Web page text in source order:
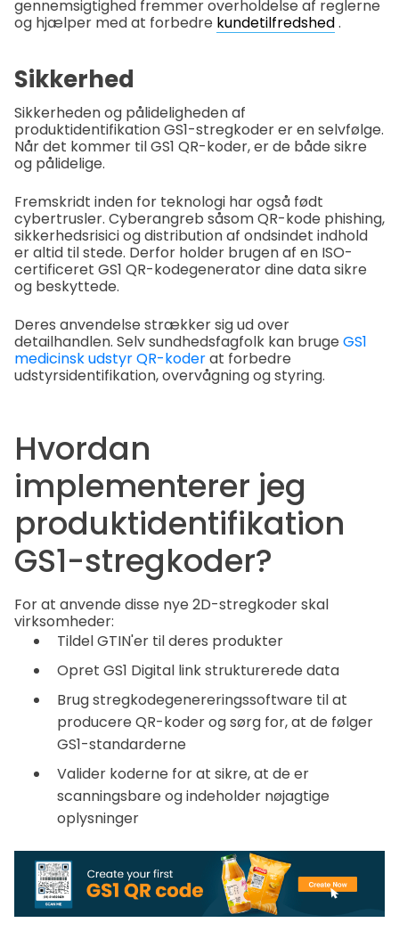
gennemsigtighed fremmer overholdelse af reglerne
og hjælper med at forbedre kundetilfredshed.
Sikkerhed
Sikkerheden og pålideligheden af
produktidentifikation GS1-stregkoder er en selvfølge.
Når det kommer til GS1 QR-koder, er de både sikre
og pålidelige.
Fremskridt inden for teknologi har også født
cybertrusler. Cyberangreb såsom QR-kode phishing,
sikkerhedsrisici og distribution af ondsindet indhold
er altid til stede. Derfor holder brugen af en ISO-
certificeret GS1 QR-kodegenerator dine data sikre
og beskyttede.
Deres anvendelse strækker sig ud over
detailhandlen. Selv sundhedsfagfolk kan bruge GS1
medicinsk udstyr QR-koderat forbedre
udstyrsidentifikation, overvågning og styring.
Hvordan
implementerer jeg
produktidentifikation
GS1-stregkoder?
For at anvende disse nye 2D-stregkoder skal
virksomheder:
Tildel GTIN'er til deres produkter
Opret GS1 Digital link strukturerede data
Brug stregkodegenereringssoftware til at
producere QR-koder og sørg for, at de følger
GS1-standarderne
Valider koderne for at sikre, at de er
scanningsbare og indeholder nøjagtige
oplysninger